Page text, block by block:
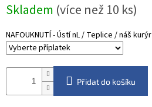
cena:
Skladem (více než 10 ks)
NAFOUKNUTÍ - Ústí nL / Teplice / náš kurýr
Přidat do košíku